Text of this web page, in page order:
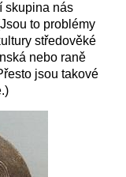
skupina nás
to problémy
středověké
nebo raně
jsou takové